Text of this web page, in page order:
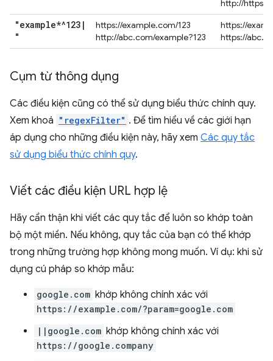
http://
"example*^123 |
"
https://example.com/123
http://abc.com/example?123
https://
https://
Cụm từ thông dụng
Các điều kiện cũng có thể sử dụng biểu thức chính quy.
Xem khoá "regexFilter" . Để tìm hiểu về các giới hạn
áp dụng cho những điều kiện này, hãy xem Các quy tắc
sử dụng biểu thức chính quy.
Viết các điều kiện URL hợp lệ
Hãy cẩn thận khi viết các quy tắc để luôn so khớp toàn
bộ một miền. Nếu không, quy tắc của bạn có thể khớp
trong những trường hợp không mong muốn. Ví dụ: khi sử
dụng cú pháp so khớp mẫu:
google.com khớp không chính xác với
https://example.com/?param=google.com
||google.com khớp không chính xác với
https://google.company